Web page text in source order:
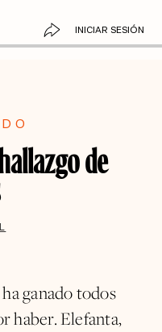
INICIAR SESIÓN
de
ganado todos
haber. Elefanta,